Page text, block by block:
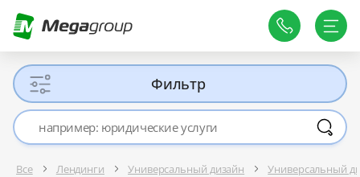
Фильтр
Все Лендинги Универсальный дизайн Универсальный